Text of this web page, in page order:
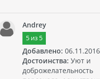
Andrey
5из 5
Добавлено: 06.11.2016
Достоинства: Уют и
доброжелательность